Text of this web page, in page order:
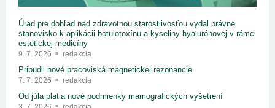
Úrad pre dohľad nad zdravotnou starostlivosťou vydal právne
stanovisko k aplikácii botulotoxínu a kyseliny hyalurónovej v rámci
estetickej medicíny
9. 7. 2026 redakcia
Pribudli nové pracoviská magnetickej rezonancie
7. 7. 2026 redakcia
Od júla platia nové podmienky mamografických vyšetrení